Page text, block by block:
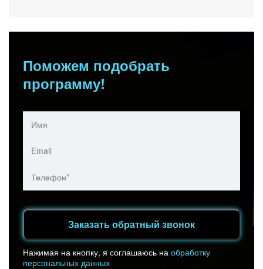
Поможем подобрать
программу!
Заказать обратный звонок
Нажимая на кнопку, я соглашаюсь на обработку
персональных данных